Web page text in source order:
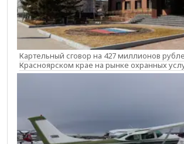
Картельный сговор на 427 миллионов
Красноярском крае на рынке охранных